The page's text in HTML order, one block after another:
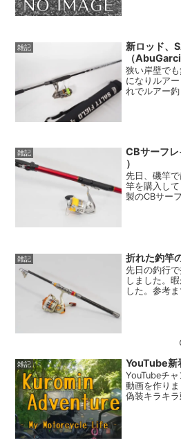
雑記
新ロッド、
（
狭い岸壁で
になりルア
れでルアー釣
雑記
CBサーフ
）
先日、磯竿
竿を購入し
製のCBサー
雑記 折れた釣竿
先日の釣行
しました。
した。参考ま
雑記 YouTube新
YouTubeチ
動画を作り
偽装キラキラ